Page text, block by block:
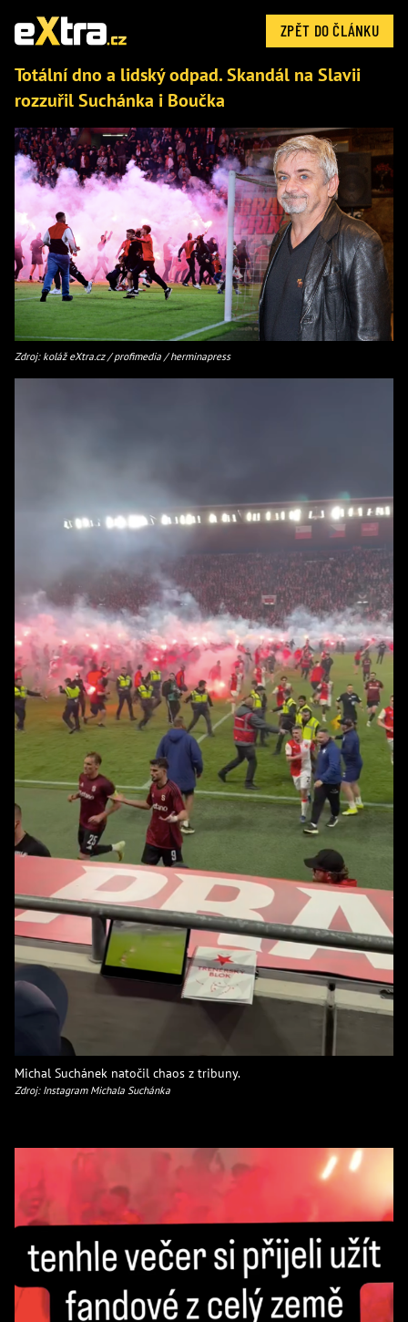
ZPĚT DO ČLÁNKU
Totální dno a lidský odpad. Skandál na Slavii
rozzuřil Suchánka i Boučka
Zdroj: koláž eXtra.cz / profimedia / herminapress
Michal Suchánek natočil chaos z tribuny.
Zdroj: Instagram Michala Suchánka